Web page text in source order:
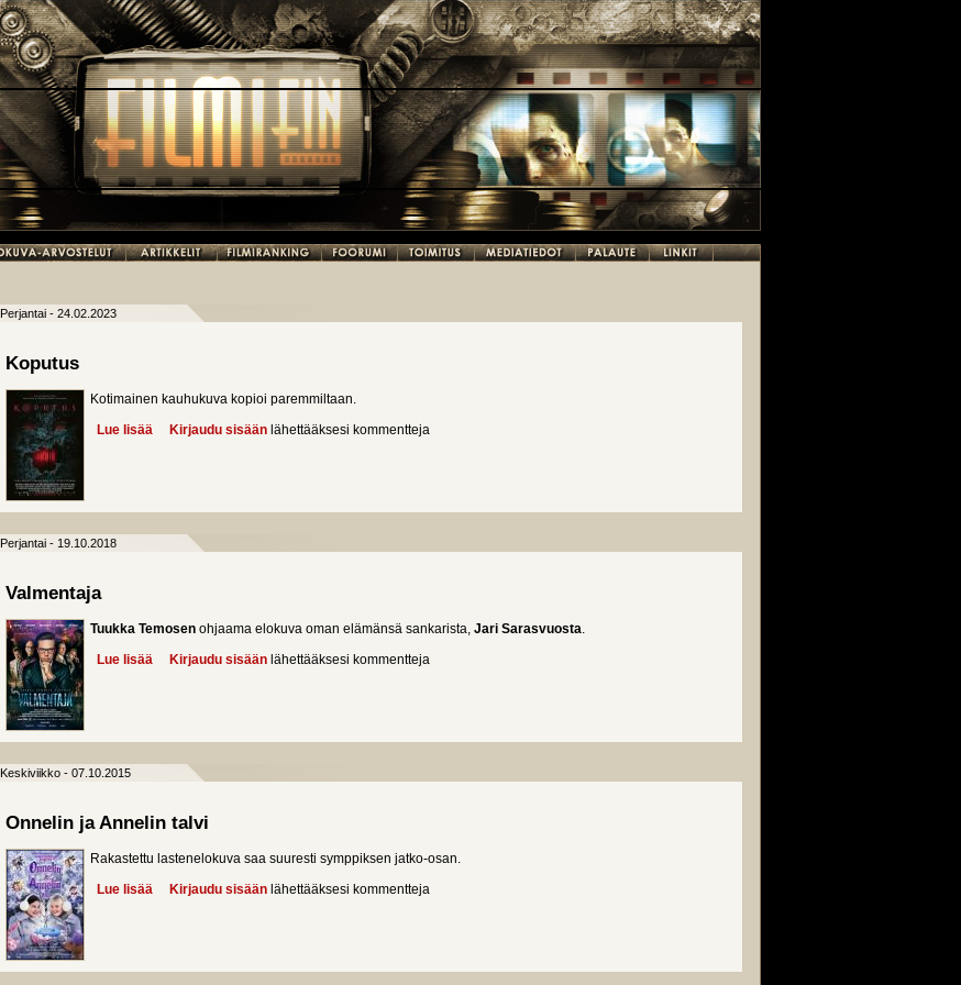
Perjantai - 24.02.2023
Koputus
Kotimainen kauhukuva kopioi paremmiltaan.
Lue lisää about Koputus
Kirjaudu sisään lähettääksesi kommentteja
Perjantai - 19.10.2018
Valmentaja
Tuukka Temosen ohjaama elokuva oman elämänsä sankarista, Jari Sarasvuosta.
Lue lisää about Valmentaja
Kirjaudu sisään lähettääksesi kommentteja
Keskiviikko - 07.10.2015
Onnelin ja Annelin talvi
Rakastettu lastenelokuva saa suuresti symppiksen jatko-osan.
Lue lisää about Onnelin ja Annelin talvi
Kirjaudu sisään lähettääksesi kommentteja